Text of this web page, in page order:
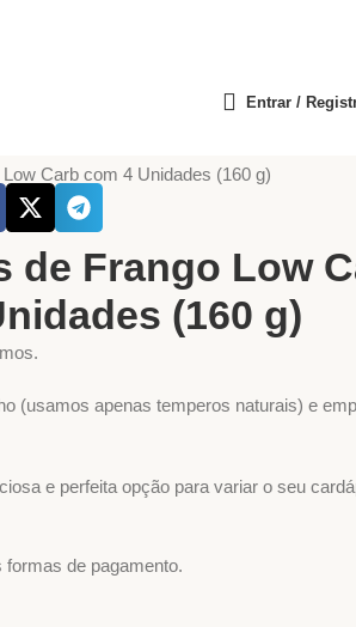
Entrar /
Carb com 4 Unidades (160 g)
de Frango Low
(160 g)
(usamos apenas temperos naturais) e
e perfeita opção para variar o seu
formas de pagamento.